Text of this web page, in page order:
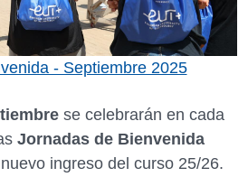
- Septiembre 2025
se celebrarán en cada
Jornadas de Bienvenida
ingreso del curso 25/26.